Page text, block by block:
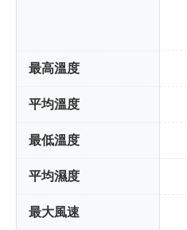
最高溫度
平均溫度
最低溫度
平均濕度
最大風速